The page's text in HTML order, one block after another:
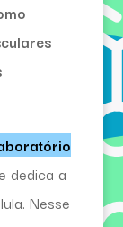
dedica a
Nesse